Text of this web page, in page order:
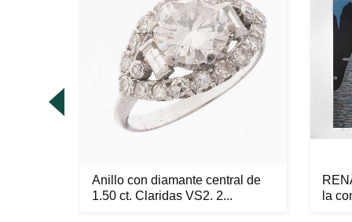
Anillo con diamante central de
1.50 ct. Claridas VS2. 2...
la